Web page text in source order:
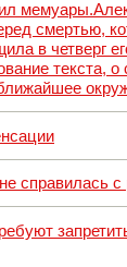
смертью,
в четверг
текста, о
справилась с